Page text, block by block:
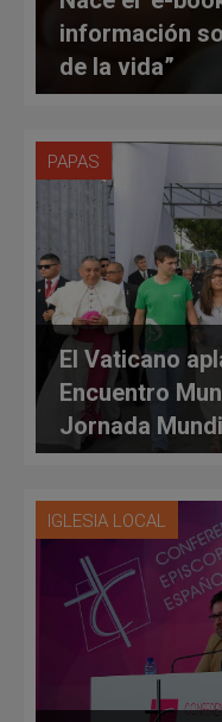
información
de la vida”
PAPAS
El Vaticano
Encuentro
Jornada
IGLESIA LOCAL